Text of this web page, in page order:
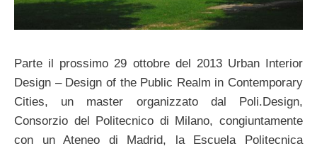
Parte il prossimo 29 ottobre del 2013 Urban Interior
Design – Design of the Public Realm in Contemporary
Cities, un master organizzato dal Poli.Design,
Consorzio del Politecnico di Milano, congiuntamente
con un Ateneo di Madrid, la Escuela Politecnica